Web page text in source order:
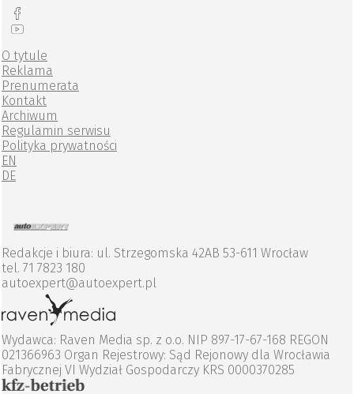
O tytule
Reklama
Prenumerata
Kontakt
Archiwum
Regulamin serwisu
Polityka prywatności
EN
DE
Redakcje i biura: ul. Strzegomska 42AB 53-611 Wrocław
tel. 71 7823 180
autoexpert@autoexpert.pl
Wydawca: Raven Media sp. z o.o. NIP 897-17-67-168 REGON
021366963 Organ Rejestrowy: Sąd Rejonowy dla Wrocławia
Fabrycznej VI Wydział Gospodarczy KRS 0000370285